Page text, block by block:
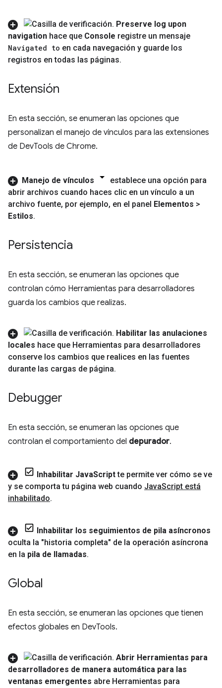
Preserve log upon
navigation hace que Console registre un mensaje
Navigated to en cada navegación y guarde los
registros en todas las páginas.
Extensión
En esta sección, se enumeran las opciones que
personalizan el manejo de vínculos para las extensiones
de DevTools de Chrome.
Manejo de vínculos
establece una opción para
abrir archivos cuando haces clic en un vínculo a un
archivo fuente, por ejemplo, en el panel Elementos >
Estilos.
Persistencia
En esta sección, se enumeran las opciones que
controlan cómo Herramientas para desarrolladores
guarda los cambios que realizas.
Habilitar las anulaciones
locales hace que Herramientas para desarrolladores
conserve los cambios que realices en las fuentes
durante las cargas de página.
Debugger
En esta sección, se enumeran las opciones que
controlan el comportamiento del depurador.
Inhabilitar JavaScriptte permite ver cómo se ve
y se comporta tu página web cuando JavaScript está
inhabilitado.
Inhabilitar los seguimientos de pila asíncronos
oculta la "historia completa" de la operación asíncrona
en la pila de llamadas.
Global
En esta sección, se enumeran las opciones que tienen
efectos globales en DevTools.
Abrir Herramientas para
desarrolladores de manera automática para las
ventanas emergentes abre Herramientas para